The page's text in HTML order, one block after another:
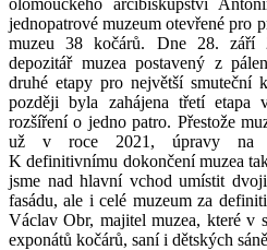
jednopatrové muzeum otevřené pro
muzeu 38 kočárů. Dne 28. září
depozitář muzea postavený z
druhé etapy pro největší
později byla zahájena třetí etapa
rozšíření o jedno patro. Přestože
už v roce 2021, úpravy na
K definitivnímu dokončení muzea
jsme nad hlavní vchod umístit
fasádu, ale i celé muzeum za
Václav Obr, majitel muzea, které v
exponátů kočárů, saní i dětských